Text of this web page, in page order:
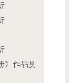
》作品赏